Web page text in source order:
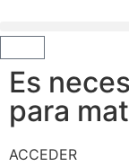
Es
para
ACCEDER